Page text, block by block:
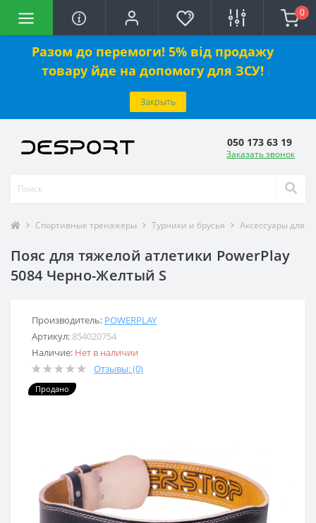
Разом до перемоги! 5% від продажу
товару йде на допомогу для ЗСУ!
Закрыть
0
050 173 63 19
Заказать звонок
Спортивные тренажеры Турники и брусья Аксессуары для
Пояс для тяжелой атлетики PowerPlay
5084 Черно-Желтый S
Производитель: POWERPLAY
Артикул: 854020754
Наличие: Нет в наличии
Отзывы: (0)
Продано